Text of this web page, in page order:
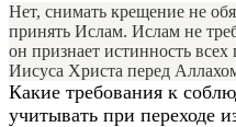
Нет, снимать крещение не
принять Ислам. Ислам не
он признает истинность всех
Иисуса Христа перед
Какие требования к
учитывать при переходе